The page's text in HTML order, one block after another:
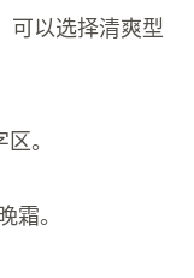
可以选择清爽型
。
霜。